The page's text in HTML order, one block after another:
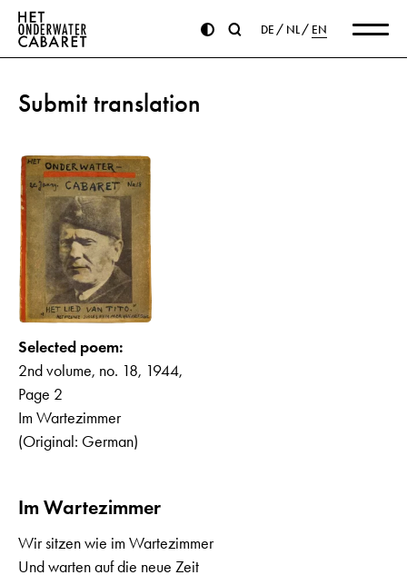
DE NL EN
Submit translation
Selected poem:
2nd volume, no. 18, 1944,
Page 2
Im Wartezimmer
(Original: German)
Im Wartezimmer
Wir sitzen wie im Wartezimmer
Und warten auf die neue Zeit